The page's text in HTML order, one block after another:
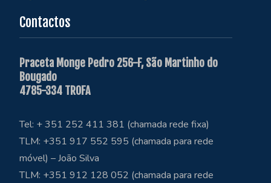
Contactos
Praceta Monge Pedro 256-F, São Martinho do
Bougado
4785-334 TROFA
Tel: + 351 252 411 381 (chamada rede fixa)
TLM: +351 917 552 595 (chamada para rede
móvel) – João Silva
TLM: +351 912 128 052 (chamada para rede